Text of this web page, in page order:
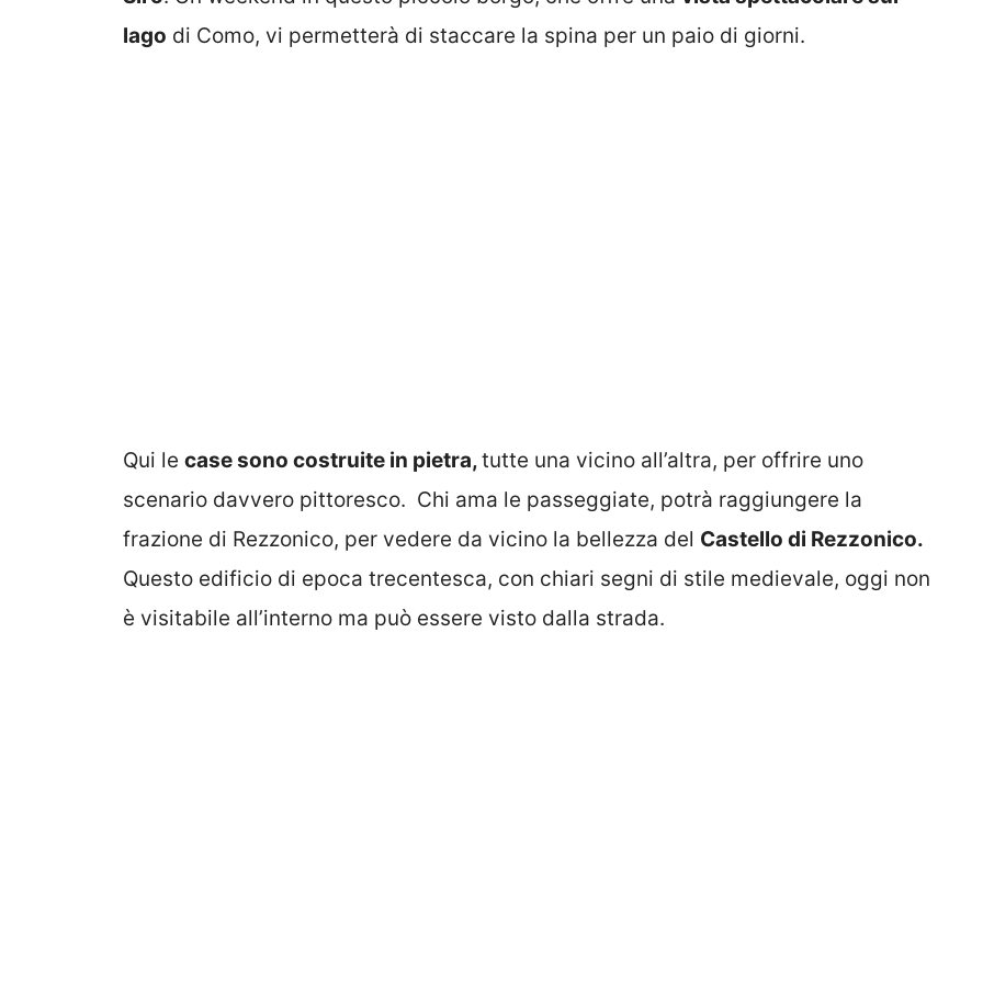
lago di Como, vi permetterà di staccare la spina per un paio di giorni.
Qui le case sono costruite in pietra,tutte una vicino all’altra, per offrire uno
scenario davvero pittoresco. Chi ama le passeggiate, potrà raggiungere la
frazione di Rezzonico, per vedere da vicino la bellezza del Castello di Rezzonico.
Questo edificio di epoca trecentesca, con chiari segni di stile medievale, oggi non
è visitabile all’interno ma può essere visto dalla strada.